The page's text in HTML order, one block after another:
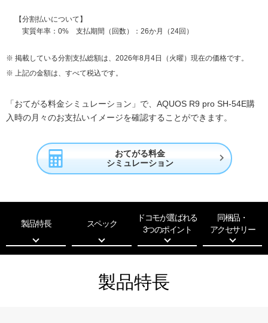
【分割払いについて】
実質年率：0% 支払期間（回数）：26か月（24回）
掲載している分割支払総額は、2026年8月4日（火曜）現在の価格です。
上記の金額は、すべて税込です。
「おてがる料金シミュレーション」で、AQUOS R9 pro SH-54E購
入時の月々のお支払いイメージを確認することができます。
おてがる料金
シミュレーション

製品特長 スペック
ドコモが選ばれる
3つのポイント
同梱品・
アクセサリー
製品特長